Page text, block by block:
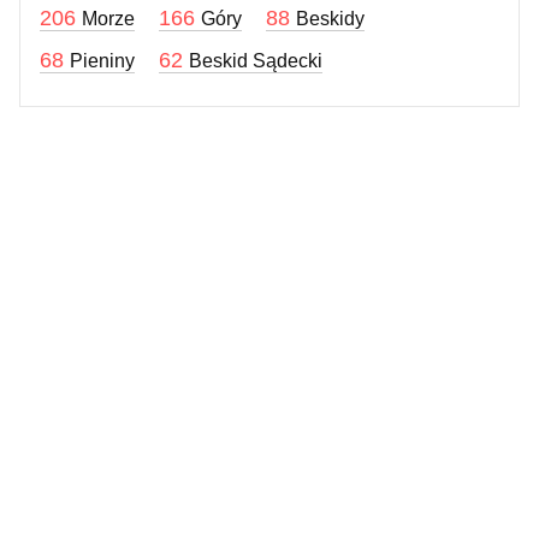
206 Morze 166 Góry 88 Beskidy
68 Pieniny 62 Beskid Sądecki